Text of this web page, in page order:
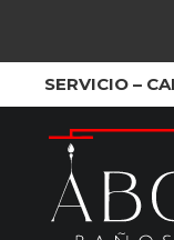
SERVICIO –